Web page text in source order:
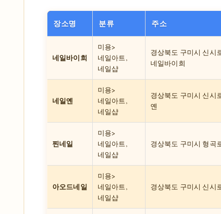
장소명 분류 주소
네일바이희
미용>
네일아트,
네일샵
경상북도 구미시 신시
네일바이희
네일옌
미용>
네일아트,
네일샵
경상북도 구미시 신시
옌
찐네일
미용>
네일아트,
네일샵
경상북도 구미시 형곡
아오드네일
미용>
네일아트,
네일샵
경상북도 구미시 신시